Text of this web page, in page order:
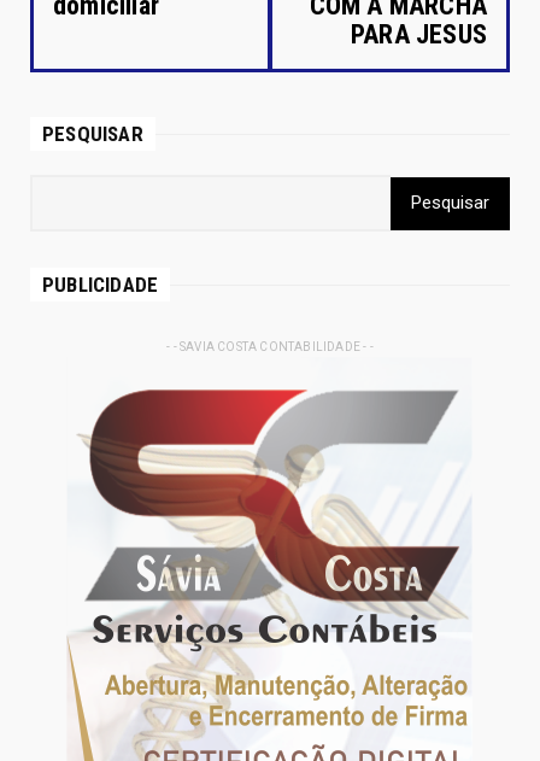
PARA JESUS
PESQUISAR
PUBLICIDADE
- - SAVIA COSTA CONTABILIDADE - -